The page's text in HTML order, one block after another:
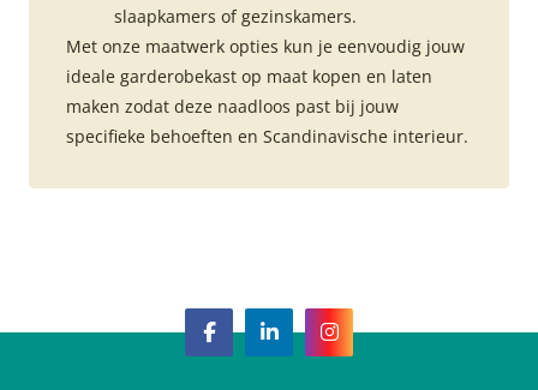
slaapkamers of gezinskamers.
Met onze maatwerk opties kun je eenvoudig jouw
ideale garderobekast op maat kopen en laten
maken zodat deze naadloos past bij jouw
specifieke behoeften en Scandinavische interieur.